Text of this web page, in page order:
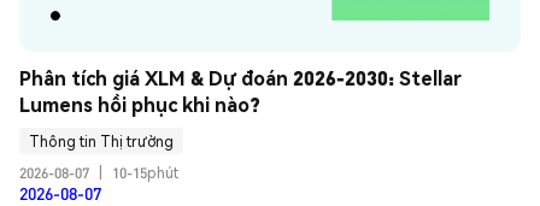
Phân tích giá XLM & Dự đoán 2026-2030: Stellar
Lumens hồi phục khi nào?
Thông tin Thị trường
2026-08-07
10-15phút
2026-08-07